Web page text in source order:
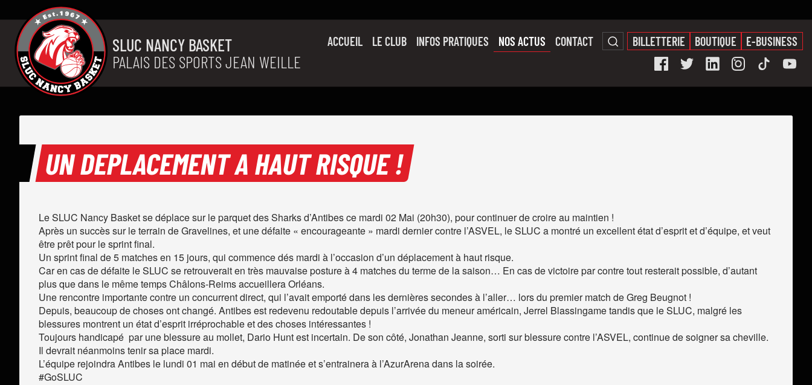
Aller au contenu
SLUC NANCY BASKET
PALAIS DES SPORTS JEAN WEILLE
ACCUEIL
LE CLUB
L’ÉQUIPE PRO
INFOS PRATIQUES NOS ACTUS CONTACT BILLETTERIE BOUTIQUE E-BUSINESS
UN DEPLACEMENT A HAUT RISQUE !
Le SLUC Nancy Basket se déplace sur le parquet des Sharks d’Antibes ce mardi 02 Mai (20h30), pour continuer de croire au maintien !
Après un succès sur le terrain de Gravelines, et une défaite « encourageante » mardi dernier contre l’ASVEL, le SLUC a montré un excellent état d’esprit et d’équipe, et veut
être prêt pour le sprint final.
Un sprint final de 5 matches en 15 jours, qui commence dés mardi à l’occasion d’un déplacement à haut risque.
Car en cas de défaite le SLUC se retrouverait en très mauvaise posture à 4 matches du terme de la saison… En cas de victoire par contre tout resterait possible, d’autant
plus que dans le même temps Châlons-Reims accueillera Orléans.
Une rencontre importante contre un concurrent direct, qui l’avait emporté dans les dernières secondes à l’aller… lors du premier match de Greg Beugnot !
Depuis, beaucoup de choses ont changé. Antibes est redevenu redoutable depuis l’arrivée du meneur américain, Jerrel Blassingame tandis que le SLUC, malgré les
blessures montrent un état d’esprit irréprochable et des choses intéressantes !
Toujours handicapé par une blessure au mollet, Dario Hunt est incertain. De son côté, Jonathan Jeanne, sorti sur blessure contre l’ASVEL, continue de soigner sa cheville.
Il devrait néanmoins tenir sa place mardi.
L’équipe rejoindra Antibes le lundi 01 mai en début de matinée et s’entrainera à l’AzurArena dans la soirée.
#GoSLUC